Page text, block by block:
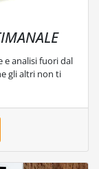
e analisi fuori dal
gli altri non ti